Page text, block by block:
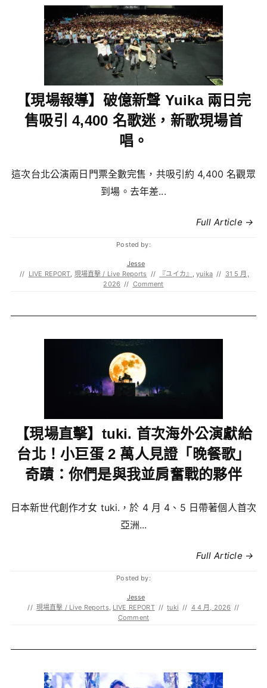
【現場報導】破億新聲 Yuika 兩日完
售吸引 4,400 名歌迷，新歌現場首
唱。
這次台北公演兩日門票全數完售，共吸引約 4,400 名觀眾
到場。去年差...
Full Article →
Posted by:
Jesse
// LIVE REPORT, 現場直擊 / Live Reports // 『ユイカ』 ,yuika // 31 5 月,
2026 // Comment
【現場直擊】tuki. 首次海外公演獻給
台北！小巨蛋 2 萬人見證「晚餐歌」
奇蹟：你們是與我並肩奮戰的夥伴
日本新世代創作才女 tuki.，於 4 月 4、5 日帶著個人首次
亞洲...
Full Article →
Posted by:
Jesse
// 現場直擊 / Live Reports, LIVE REPORT // tuki // 4 4 月, 2026 //
Comment